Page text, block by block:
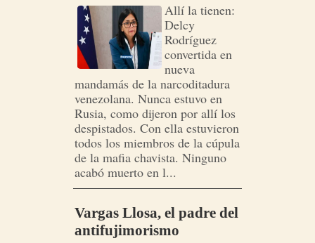
Allí la tienen:
Delcy
Rodríguez
convertida en
nueva
mandamás de la narcoditadura
venezolana. Nunca estuvo en
Rusia, como dijeron por allí los
despistados. Con ella estuvieron
todos los miembros de la cúpula
de la mafia chavista. Ninguno
acabó muerto en l...
Vargas Llosa, el padre del
antifujimorismo